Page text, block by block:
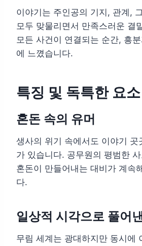
이야기는 주인공의 기지, 관계,
모두 맞물리면서 만족스러운 결
모든 사건이 연결되는 순간, 흥
에 느꼈습니다.
특징 및 독특한 요소
혼돈 속의 유머
생사의 위기 속에서도 이야기 곳
가 있습니다. 공무원의 평범한
혼돈이 만들어내는 대비가 계속
다.
일상적 시각으로 풀어
무림 세계는 광대하지만 동시에